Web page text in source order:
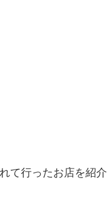
て行ったお店を紹介